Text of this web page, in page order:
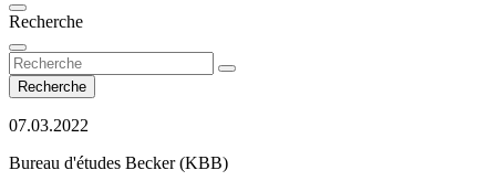
Recherche
Recherche
07.03.2022
Bureau d'études Becker (KBB)